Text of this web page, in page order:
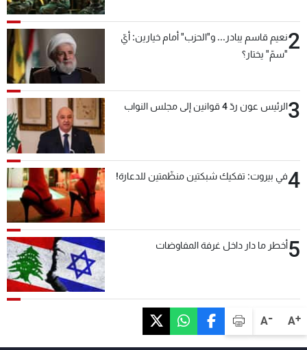
A+
A-
2نعيم قاسم يبادر... و"الحزب" أمام خيارين: أيّ
"سمّ" يختار؟
3الرئيس عون ردّ 4 قوانين إلى مجلس النواب
4في بيروت: تفكيك شبكتين منظّمتين للدعارة!
5أخطر ما دار داخل غرفة المفاوضات